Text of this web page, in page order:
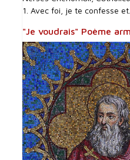
1. Avec foi, je te confesse et...
"Je voudrais" Poème